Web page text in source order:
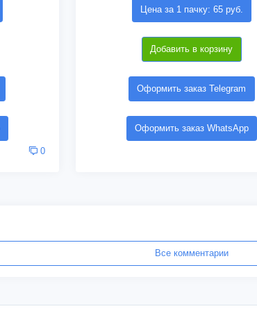
0
Цена за 1 пачку: 65 руб.
Добавить в корзину
Оформить заказ Telegram
Оформить заказ WhatsApp
Все комментарии